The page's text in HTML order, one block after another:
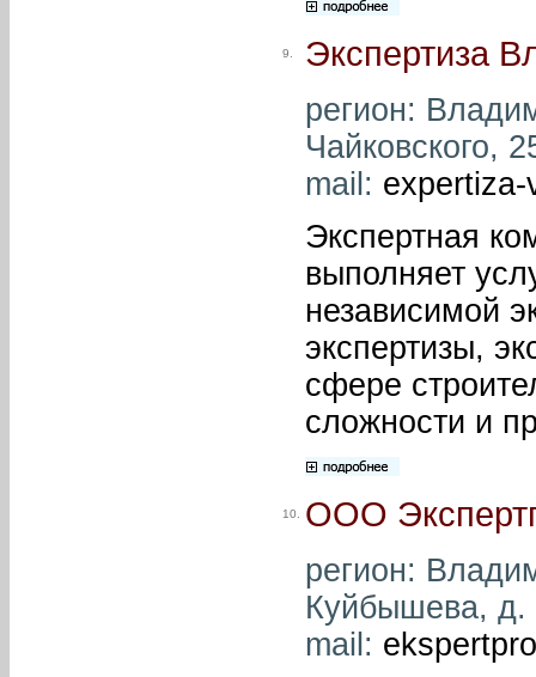
9. Экспертиза
регион:
Чайковского,
mail:
Экспертная
выполняет
независимой
экспертизы,
сфере
сложности и
10. ООО
регион:
Куйбышева, д.
mail: